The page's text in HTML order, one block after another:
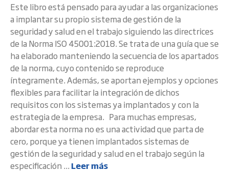
Este libro está pensado para ayudar a las organizaciones
a implantar su propio sistema de gestión de la
seguridad y salud en el trabajo siguiendo las directrices
de la Norma ISO 45001:2018. Se trata de una guía que se
ha elaborado manteniendo la secuencia de los apartados
de la norma, cuyo contenido se reproduce
íntegramente. Además, se aportan ejemplos y opciones
flexibles para facilitar la integración de dichos
requisitos con los sistemas ya implantados y con la
estrategia de la empresa. Para muchas empresas,
abordar esta norma no es una actividad que parta de
cero, porque ya tienen implantados sistemas de
gestión de la seguridad y salud en el trabajo según la
especificación ... Leer más